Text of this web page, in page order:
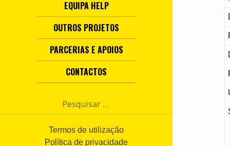
EQUIPA HELP
OUTROS PROJETOS
PARCERIAS E APOIOS
CONTACTOS
s
Termos de utilização
Política de privacidade